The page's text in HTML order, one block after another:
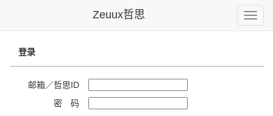
Toggle
Zeuux哲思
登录
邮箱／哲思ID
密 码